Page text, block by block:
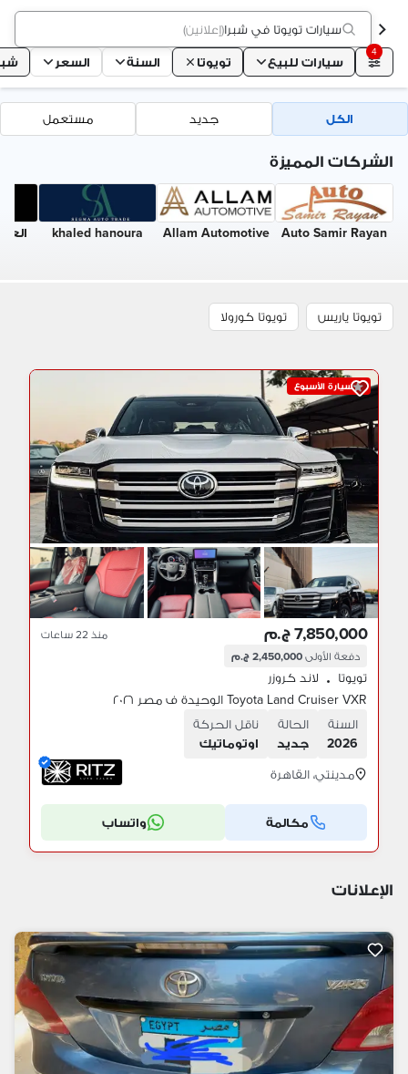
سيارات تويوتا في شبرا(إعلانين)
4
سيارات للبيع تويوتا السنة السعر
الكل جديد مستعمل
الشركات المميزة
Auto Samir Rayan
Allam Automotive
khaled hanoura
تويوتا ياريس تويوتا كورولا
سيارة الأسبوع
7,850,000 ج.م
دفعة الأولى2,450,000 ج.م
منذ 22 ساعات
تويوتا • لاند كروزر
Toyota Land Cruiser VXR الوحيدة ف مصر ٢٠٢٦
السنة
2026
الحالة
جديد
ناقل الحركة
اوتوماتيك
مدينتي، القاهرة
مكالمة واتساب
الإعلانات